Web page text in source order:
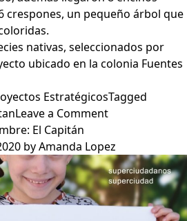
crespones, un pequeño árbol que
nativas, seleccionados por
ubicado en la colonia Fuentes
EstratégicosTagged
Leave a Commenton
en
una
semana
35
árboles
El Capitán
byAmanda Lopez